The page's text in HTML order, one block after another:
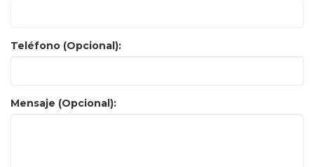
Teléfono (Opcional):
Mensaje (Opcional):